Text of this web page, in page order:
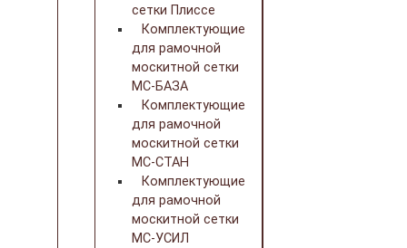
сетки Плиссе
Комплектующие
для рамочной
москитной сетки
МС-БАЗА
Комплектующие
для рамочной
москитной сетки
МС-СТАН
Комплектующие
для рамочной
москитной сетки
МС-УСИЛ